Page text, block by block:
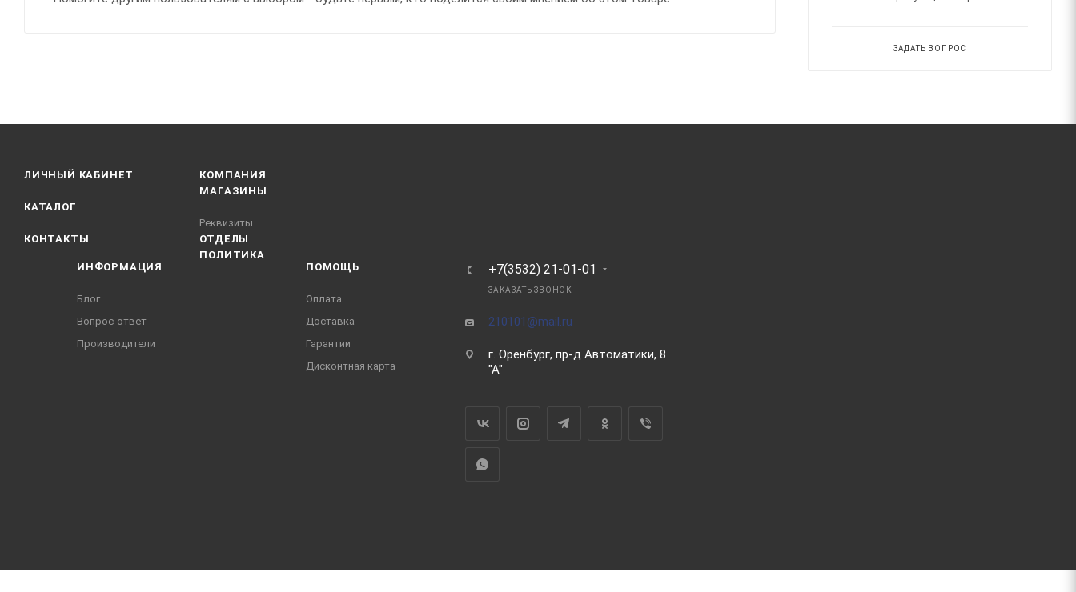
ЗАДАТЬ ВОПРОС
ЛИЧНЫЙ КАБИНЕТ
КАТАЛОГ
КОНТАКТЫ
КОМПАНИЯ
МАГАЗИНЫ
Реквизиты
ОТДЕЛЫ
ПОЛИТИКА
ИНФОРМАЦИЯ
Блог
Вопрос-ответ
Производители
ПОМОЩЬ
Оплата
Доставка
Гарантии
Дисконтная карта
+7(3532) 21-01-01
ЗАКАЗАТЬ ЗВОНОК
210101@mail.ru
г. Оренбург, пр-д Автоматики, 8
"А"